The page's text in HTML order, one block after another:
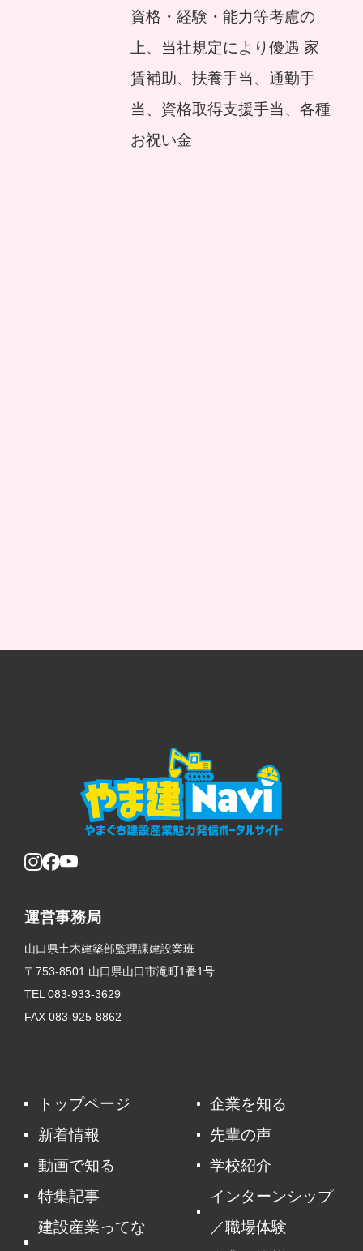
資格・経験・能力等考慮の
上、当社規定により優遇 家
賃補助、扶養手当、通勤手
当、資格取得支援手当、各種
お祝い金
運営事務局
山口県土木建築部監理課建設業班
〒753-8501 山口県山口市滝町1番1号
TEL 083-933-3629
FAX 083-925-8862
トップページ
新着情報
動画で知る
特集記事
建設産業ってな
企業を知る
先輩の声
学校紹介
インターンシップ
／職場体験